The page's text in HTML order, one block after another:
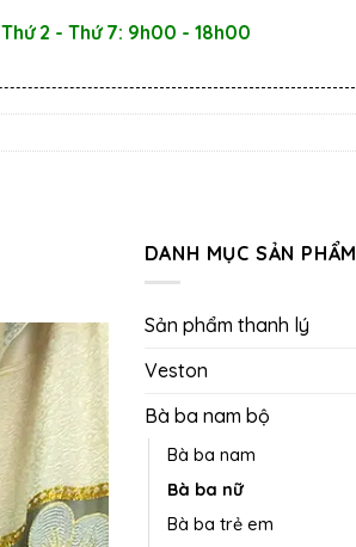
Thứ 2 - Thứ 7: 9h00 - 18h00
DANH MỤC SẢN PHẨM
Sản phẩm thanh lý
Veston
Bà ba nam bộ
Bà ba nam
Bà ba nữ
Bà ba trẻ em